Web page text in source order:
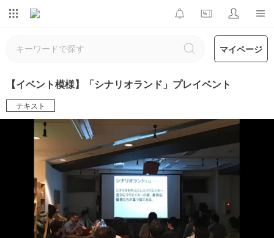
マイページ
【イベント模様】「シナリオランド」プレイベント
テキスト